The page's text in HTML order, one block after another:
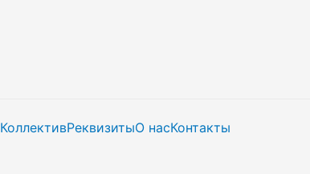
КоллективРеквизитыО насКонтакты